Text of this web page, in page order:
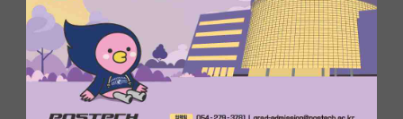
전체글보기
베스트 게시판
IF 명예의전당